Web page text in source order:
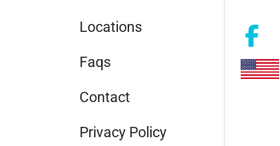
Locations
Faqs
Contact
Privacy Policy